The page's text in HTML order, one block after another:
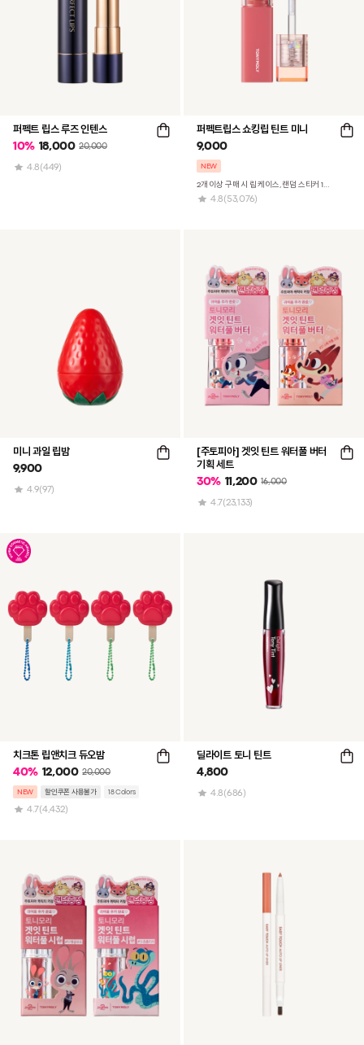
퍼펙트 립스 루즈 인텐스
10% 18,000 20,000
4.8 (449)
퍼펙트립스 쇼킹립 틴트 미니
9,000
NEW
2개 이상 구매 시 립 케이스, 랜덤 스티커 1종 증정!
4.8 (53,076)
미니 과일 립밤
9,900
4.9(97)
[주토피아] 겟잇 틴트 워터풀 버터
기획 세트
30% 11,200 16,000
4.7 (23,133)
치크톤 립앤치크 듀오밤
40% 12,000 20,000
NEW 할인쿠폰 사용불가 18 Colors
4.7 (4,432)
딜라이트 토니 틴트
4,800
4.8 (686)